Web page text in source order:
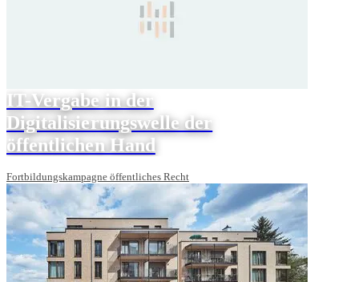
IT-Vergabe in der
Digitalisierungswelle der
öffentlichen Hand
Fortbildungskampagne öffentliches Recht